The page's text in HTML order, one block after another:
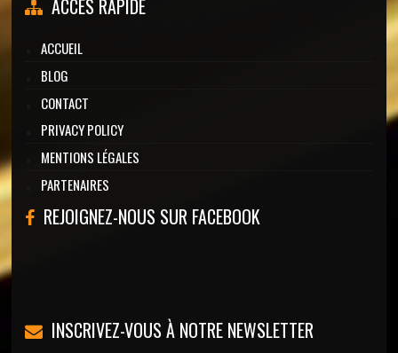
ACCÈS RAPIDE
ACCUEIL
BLOG
CONTACT
PRIVACY POLICY
MENTIONS LÉGALES
PARTENAIRES
REJOIGNEZ-NOUS SUR FACEBOOK
INSCRIVEZ-VOUS À NOTRE NEWSLETTER